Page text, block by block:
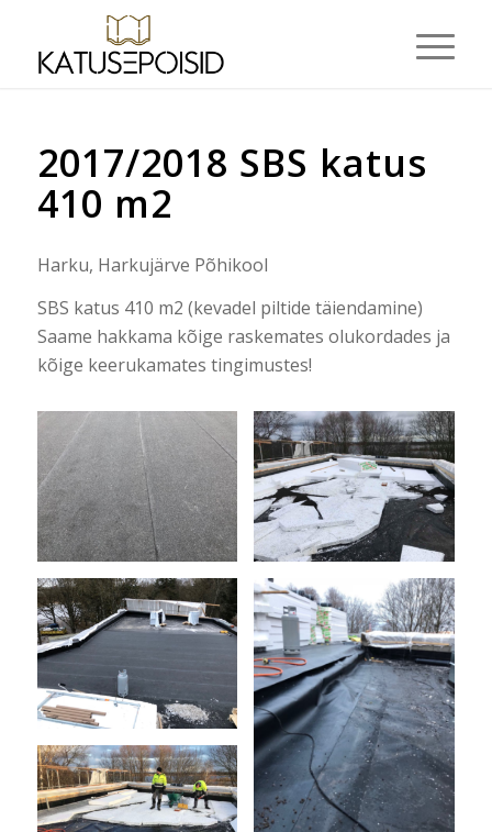
2017/2018 SBS katus
410 m2
Harku, Harkujärve Põhikool
SBS katus 410 m2 (kevadel piltide täiendamine)
Saame hakkama kõige raskemates olukordades ja
kõige keerukamates tingimustes!